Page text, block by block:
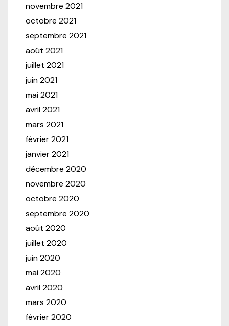
novembre 2021
octobre 2021
septembre 2021
août 2021
juillet 2021
juin 2021
mai 2021
avril 2021
mars 2021
février 2021
janvier 2021
décembre 2020
novembre 2020
octobre 2020
septembre 2020
août 2020
juillet 2020
juin 2020
mai 2020
avril 2020
mars 2020
février 2020